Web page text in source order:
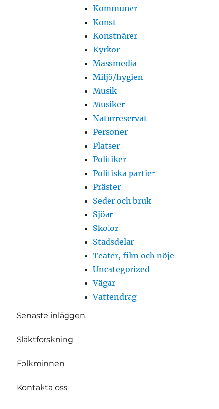
Kommuner
Konst
Konstnärer
Kyrkor
Massmedia
Miljö/hygien
Musik
Musiker
Naturreservat
Personer
Platser
Politiker
Politiska partier
Präster
Seder och bruk
Sjöar
Skolor
Stadsdelar
Teater, film och nöje
Uncategorized
Vägar
Vattendrag
Senaste inläggen
Släktforskning
Folkminnen
Kontakta oss